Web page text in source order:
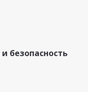
безопасность